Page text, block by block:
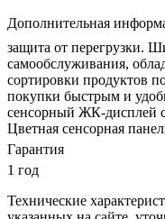
Дополнительная
защита от перегрузки.
самообслуживания,
сортировки продуктов
покупки быстрым и
сенсорный ЖК-дисплей
Цветная сенсорная
Гарантия
1 год
Технические